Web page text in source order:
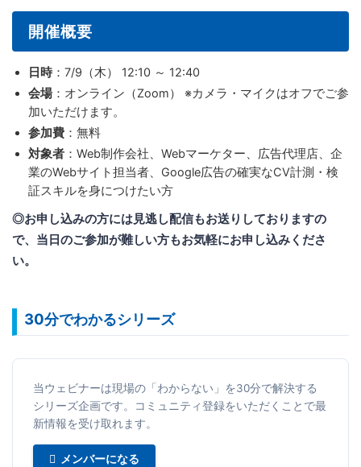
開催概要
日時 ：7/9（木） 12:10 ～ 12:40
会場 ：オンライン（Zoom） ※カメラ・マイクはオフでご参
加いただけます。
参加費 ：無料
対象者 ：Web制作会社、Webマーケター、広告代理店、企
業のWebサイト担当者、Google広告の確実なCV計測・検
証スキルを身につけたい方
◎お申し込みの方には見逃し配信もお送りしておりますの
で、当日のご参加が難しい方もお気軽にお申し込みくださ
い。
30分でわかるシリーズ
当ウェビナーは現場の「わからない」を30分で解決する
シリーズ企画です。コミュニティ登録をいただくことで最
新情報を受け取れます。
メンバーになる